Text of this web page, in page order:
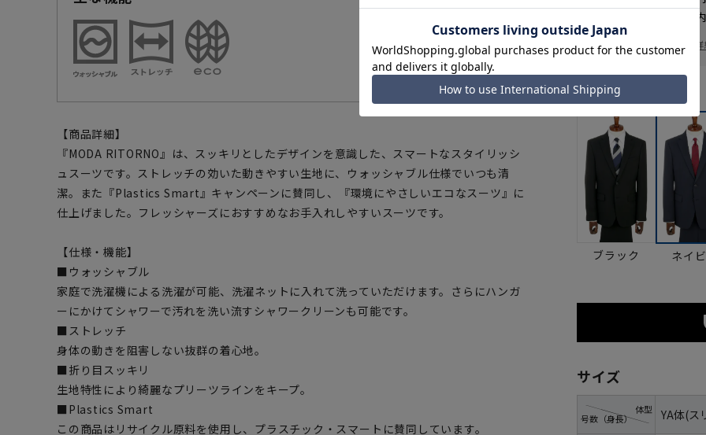
【商品詳細】
『MODA RITORNO』は、スッキリとしたデザインを意識した、スマートなスタイリッシ
ュスーツです。ストレッチの効いた動きやすい生地に、ウォッシャブル仕様でいつも清
潔。また『Plastics Smart』キャンペーンに賛同し、『環境にやさしいエコなスーツ』に
仕上げました。フレッシャーズにおすすめなお手入れしやすいスーツです。
【仕様・機能】
■ウォッシャブル
家庭で洗濯機による洗濯が可能、洗濯ネットに入れて洗っていただけます。さらにハンガ
ーにかけてシャワーで汚れを洗い流すシャワークリーンも可能です。
■ストレッチ
身体の動きを阻害しない抜群の着心地。
■折り目スッキリ
生地特性により綺麗なプリーツラインをキープ。
■Plastics Smart
この商品はリサイクル原料を使用し、プラスチック・スマートに賛同しています。
日以
一部対象外商品あり
お届け日を調べる
カラー
ブラック ネイ
サイズ
号数（身長）
体型 YA体(ス